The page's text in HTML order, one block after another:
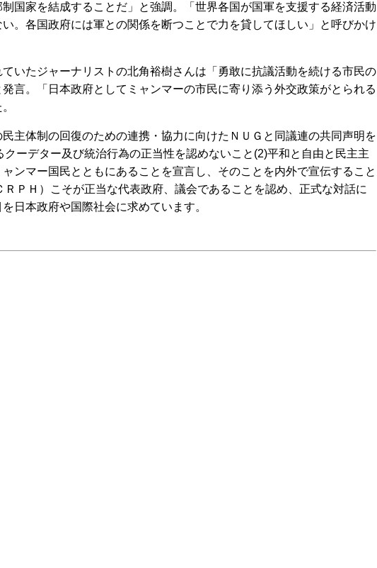
国家を結成することだ」と強調。「世界各国が国軍を支援する経済活動
。各国政府には軍との関係を断つことで力を貸してほしい」と呼びかけ
いたジャーナリストの北角裕樹さんは「勇敢に抗議活動を続ける市民の
言。「日本政府としてミャンマーの市民に寄り添う外交政策がとられる
主体制の回復のための連携・協力に向けたＮＵＧと同議連の共同声明を
ーデター及び統治行為の正当性を認めないこと(2)平和と自由と民主主
ンマー国民とともにあることを宣言し、そのことを内外で宣伝すること
ＲＰＨ）こそが正当な代表政府、議会であることを認め、正式な対話に
日本政府や国際社会に求めています。